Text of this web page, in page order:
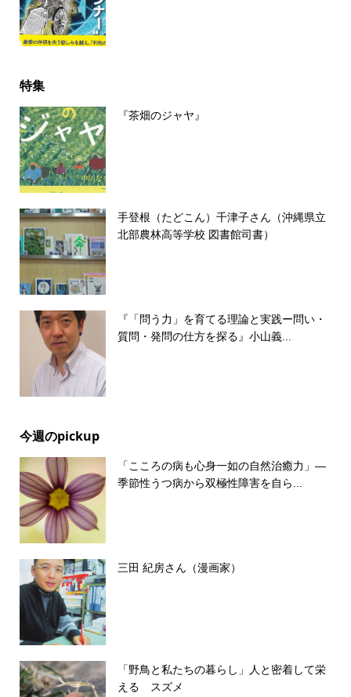
特集
『茶畑のジャヤ』
手登根（たどこん）千津子さん（沖縄県立
北部農林高等学校 図書館司書）
『「問う力」を育てる理論と実践ー問い・
質問・発問の仕方を探る』小山義...
今週のpickup
「こころの病も心身一如の自然治癒力」―
季節性うつ病から双極性障害を自ら...
三田 紀房さん（漫画家）
「野鳥と私たちの暮らし」人と密着して栄
える スズメ